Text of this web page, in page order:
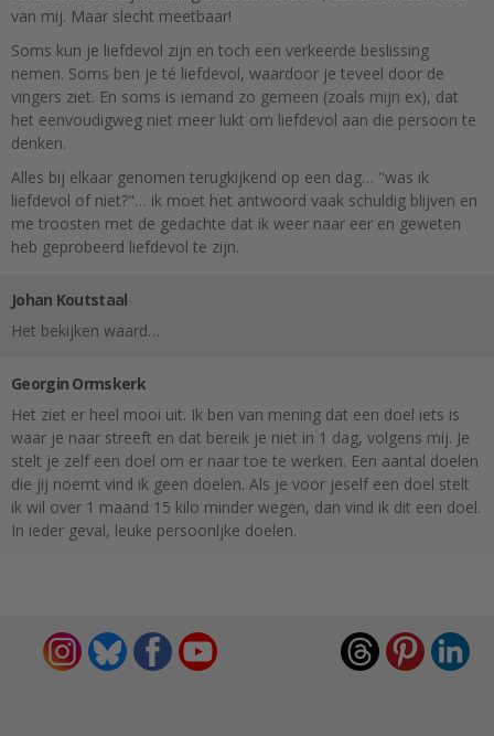
van mij. Maar slecht meetbaar!
Soms kun je liefdevol zijn en toch een verkeerde beslissing
nemen. Soms ben je té liefdevol, waardoor je teveel door de
vingers ziet. En soms is iemand zo gemeen (zoals mijn ex), dat
het eenvoudigweg niet meer lukt om liefdevol aan die persoon te
denken.
Alles bij elkaar genomen terugkijkend op een dag… "was ik
liefdevol of niet?"… ik moet het antwoord vaak schuldig blijven en
me troosten met de gedachte dat ik weer naar eer en geweten
heb geprobeerd liefdevol te zijn.
Johan Koutstaal
Het bekijken waard…
Georgin Ormskerk
Het ziet er heel mooi uit. Ik ben van mening dat een doel iets is
waar je naar streeft en dat bereik je niet in 1 dag, volgens mij. Je
stelt je zelf een doel om er naar toe te werken. Een aantal doelen
die jij noemt vind ik geen doelen. Als je voor jeself een doel stelt
ik wil over 1 maand 15 kilo minder wegen, dan vind ik dit een doel.
In ieder geval, leuke persoonljke doelen.